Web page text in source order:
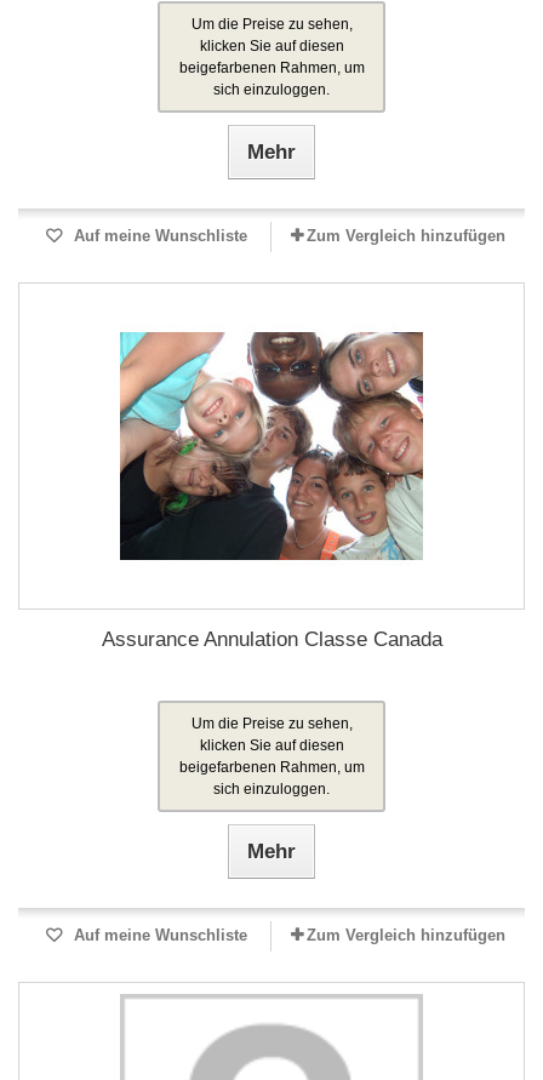
Um die Preise zu sehen,
klicken Sie auf diesen
beigefarbenen Rahmen, um
sich einzuloggen.
Mehr
Auf meine Wunschliste Zum Vergleich hinzufügen
Assurance Annulation Classe Canada
Um die Preise zu sehen,
klicken Sie auf diesen
beigefarbenen Rahmen, um
sich einzuloggen.
Mehr
Auf meine Wunschliste Zum Vergleich hinzufügen